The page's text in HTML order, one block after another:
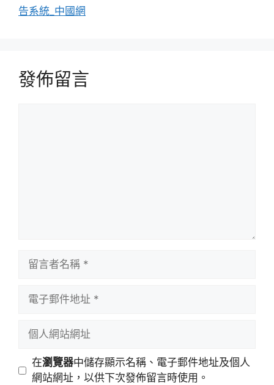
告系統_中國網
發佈留言
址
站
在瀏覽器中儲存顯示名稱、電子郵件地址及個人
網站網址，以供下次發佈留言時使用。